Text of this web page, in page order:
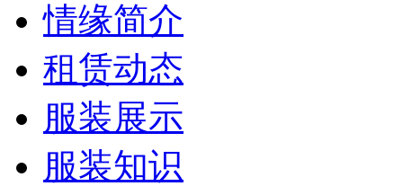
情缘简介
租赁动态
服装展示
服装知识